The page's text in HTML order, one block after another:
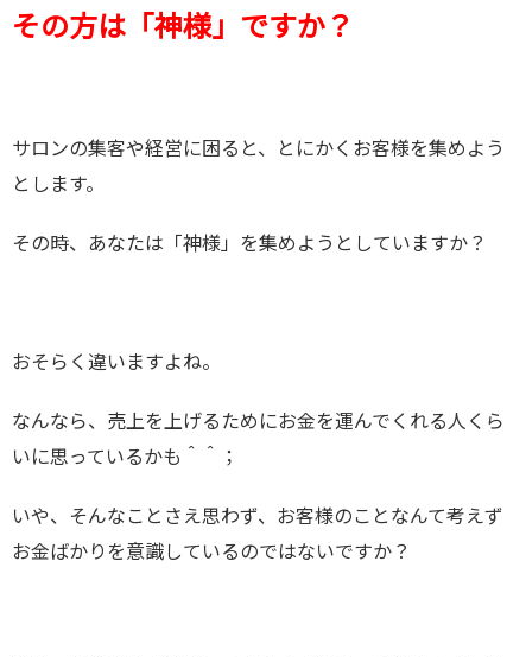
その方は「神様」ですか？
サロンの集客や経営に困ると、とにかくお客様を集めよう
とします。
その時、あなたは「神様」を集めようとしていますか？
おそらく違いますよね。
なんなら、売上を上げるためにお金を運んでくれる人くら
いに思っているかも＾＾；
いや、そんなことさえ思わず、お客様のことなんて考えず
お金ばかりを意識しているのではないですか？